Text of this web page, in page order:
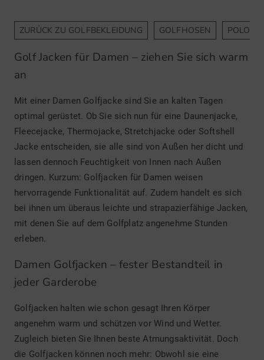
ZURÜCK ZU GOLFBEKLEIDUNG GOLFHOSEN
Golf Jacken für Damen – ziehen Sie sich warm
an
Mit einer Damen Golfjacke sind Sie an kalten Tagen
optimal gerüstet. Ob Sie sich nun für eine Daunenjacke,
Fleecejacke, Thermojacke, Stretchjacke oder Softshell
Jacke entscheiden, sie alle sind von Außen her dicht und
lassen dennoch Feuchtigkeit von Innen nach Außen
dringen. Kurzum: Golfjacken für Damen weisen
hervorragende Funktionalität auf. Zudem handelt es sich
bei ihnen um überaus leichte und strapazierfähige Jacken,
mit denen Sie auf dem Golfplatz angenehme Stunden
erleben.
Damen Golfjacken – fester Bestandteil in
jeder Garderobe
Golfjacken halten wie schon gesagt Ihren Körper
angenehm warm und schützen vor Wind und Wetter.
Zugleich bieten Sie Ihnen beste Atmungsaktivität. Doch
die Golfjacken können noch mehr: Obwohl sie eine